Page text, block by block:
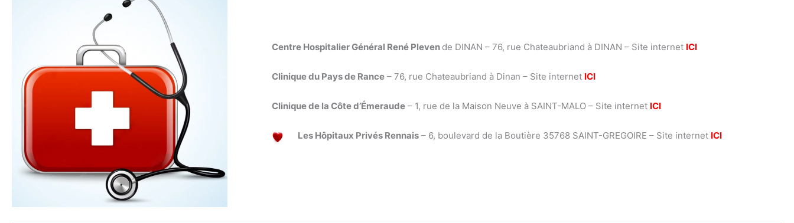
Centre Hospitalier Général René Pleven de DINAN – 76, rue Chateaubriand à DINAN – Site internet ICI
Clinique du Pays de Rance – 76, rue Chateaubriand à Dinan – Site internet ICI
Clinique de la Côte d’Émeraude – 1, rue de la Maison Neuve à SAINT-MALO – Site internet ICI
Les Hôpitaux Privés Rennais – 6, boulevard de la Boutière 35768 SAINT-GREGOIRE – Site internet ICI